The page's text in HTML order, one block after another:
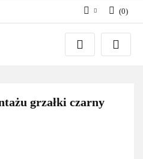
Zaloguj się
Zarejestruj się
(0)
grzałki czarny